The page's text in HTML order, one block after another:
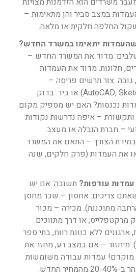
במצב סביר והן מתאימות –
החלפה חלקית או מלאה.
יתאימו במשרד החדש?
מדוד את המשרד החדש –
חלונות. מדוד את העמדות
צור תרשים פריסה –
באמצעות תוכנה (AutoCAD, SketchUp) או ביד. בדוק
נכנסות? האם יש מספיק מקום
– איפה נדרשות נקודות
– חברת הובלה או מעצב
במידת הצורך – התאם את המשרד
את העמדות (פרק חלקים, שנה
עודפות? תשובה: אם יש
צריכים: אחסון – שכר מחסן
מתוכננת). מכירה – מכור
מרקטפלייס, או דרך מתווכים.
ללא כוונת רווח, בתי ספר
מיחזור – אם במצב רע, מחזר את
מוקדם! עמדות עבודה משומשות
החדש.